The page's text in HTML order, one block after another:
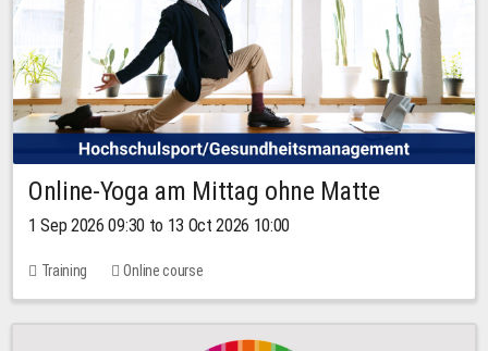
Online-Yoga am Mittag ohne Matte
1 Sep 2026 09:30 to 13 Oct 2026 10:00
Training Online course